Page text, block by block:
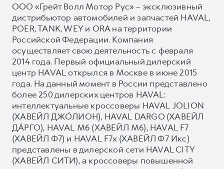
ООО «Грейт Волл Мотор Рус» – эксклюзивный
дистрибьютор автомобилей и запчастей HAVAL,
POER, TANK, WEY и ORA на территории
Российской Федерации. Компания
осуществляет свою деятельность с февраля
2014 года. Первый официальный дилерский
центр HAVAL открылся в Москве в июне 2015
года. На данный момент в России представлено
более 250 дилерских центров HAVAL:
интеллектуальные кроссоверы HAVAL JOLION
(ХАВЕЙЛ ДЖО́ЛИОН), HAVAL DARGO (ХАВЕЙЛ
ДА́РГО), HAVAL М6 (ХАВЕЙЛ M6), HAVAL F7
(ХАВЕЙЛ Ф7) и HAVAL F7x (ХАВЕЙЛ Ф7 Икс)
представлены в дилерской сети HAVAL CITY
(ХАВЕЙЛ СИТИ), а кроссоверы повышенной